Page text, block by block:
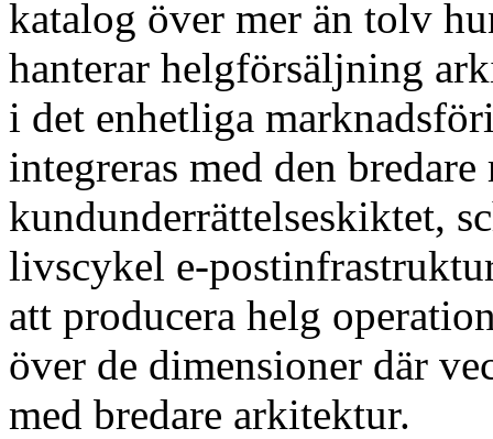
katalog över mer än tolv
hanterar helgförsäljning
i det enhetliga
integreras med den
kundunderrättelseskiktet,
livscykel e-
att producera helg
över de dimensioner där
med bredare arkitektur.